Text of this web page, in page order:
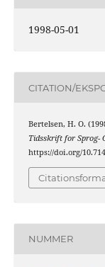
1998-05-01
CITATION/
Bertelsen, H. O.
Tidsskrift for Sprog-
https://doi.org/
NUMMER